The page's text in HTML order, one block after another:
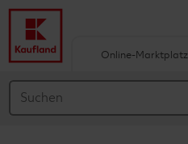
Hauptinhalt
Online-Marktplatz